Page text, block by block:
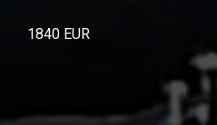
1840 EUR